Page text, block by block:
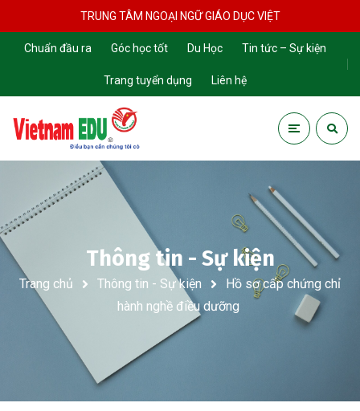
TRUNG TÂM NGOẠI NGỮ GIÁO DỤC VIỆT
Chuẩn đầu ra Góc học tốt Du Học Tin tức – Sự kiện
Trang tuyển dụng Liên hệ
Thông tin - Sự kiện
Trang chủ Thông tin - Sự kiện
Hồ sơ cấp chứng chỉ
hành nghề điều dưỡng